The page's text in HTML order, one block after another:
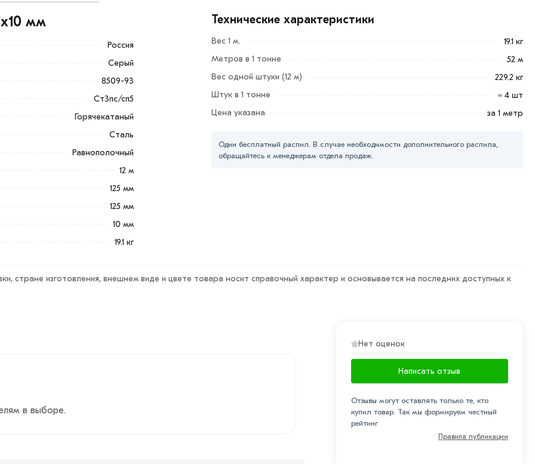
категории
менеджеры обработают заказ и
всем стандартам качества.
обязательно).
мм
Россия
Серый
8509-93
Ст3пс/сп5
Горячекатаный
Сталь
Равнополочный
12 м
125 мм
125 мм
10 мм
19.1 кг
Технические характеристики
Вес 1 м.
19.1 кг
Метров в 1 тонне
52 м
Вес одной штуки (12 м)
229.2 кг
Штук в 1 тонне
≈ 4 шт
Цена указана
за 1 метр
Один бесплатный распил. В случае необходимости дополнительного распила,
обращайтесь к менеджерам отдела продаж.
стране изготовления, внешнем виде и цвете товара носит справочный характер и основывается на последних доступных к
в выборе.
Нет оценок
Написать отзыв
Отзывы могут оставлять только те, кто
купил товар. Так мы формируем честный
рейтинг
Правила публикации